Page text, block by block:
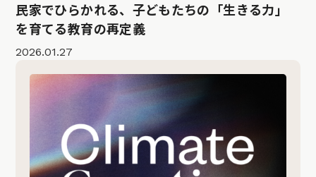
民家でひらかれる、子どもたちの「生きる力」
を育てる教育の再定義
2026.01.27